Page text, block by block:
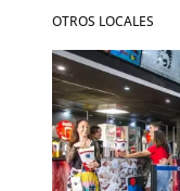
OTROS LOCALES